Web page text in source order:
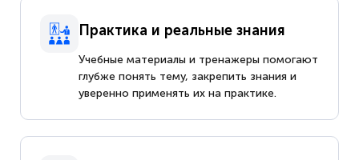
Практика и реальные знания
Учебные материалы и тренажеры помогают
глубже понять тему, закрепить знания и
уверенно применять их на практике.